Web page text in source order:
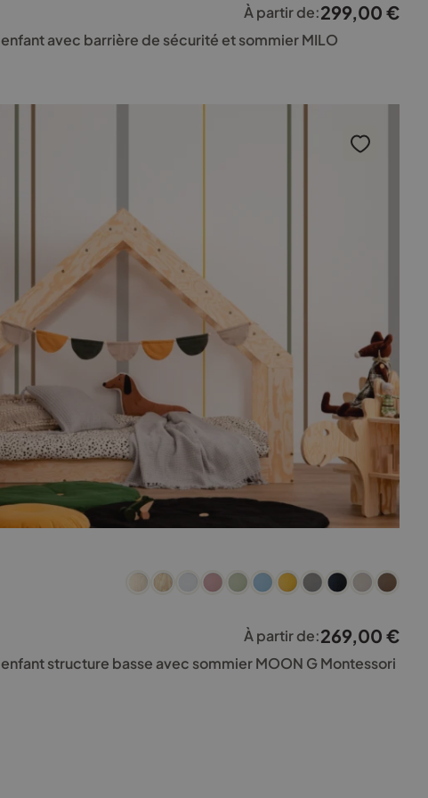
À partir de:299,00 €
avec barrière de sécurité et sommier MILO
À partir de:269,00 €
structure basse avec sommier MOON G Montessori